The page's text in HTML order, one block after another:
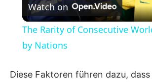
Watch on
The Rarity of Consecutive
by Nations
Diese Faktoren führen dazu,